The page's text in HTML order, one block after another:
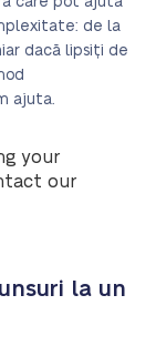
de la
dacă lipsiți de
ajuta.
your
our
la un